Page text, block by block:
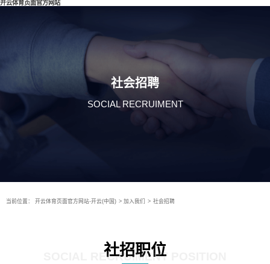
开云体育页面官方网站
社会招聘
SOCIAL RECRUIMENT
当前位置： 开云体育页面官方网站-开云(中国) > 加入我们 > 社会招聘
社招职位
SOCIAL RECRUIMENT POSITION